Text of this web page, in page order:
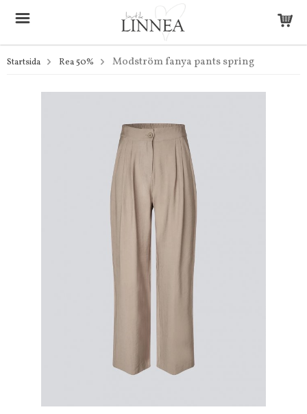
Startsida Rea 50% Modström fanya pants spring